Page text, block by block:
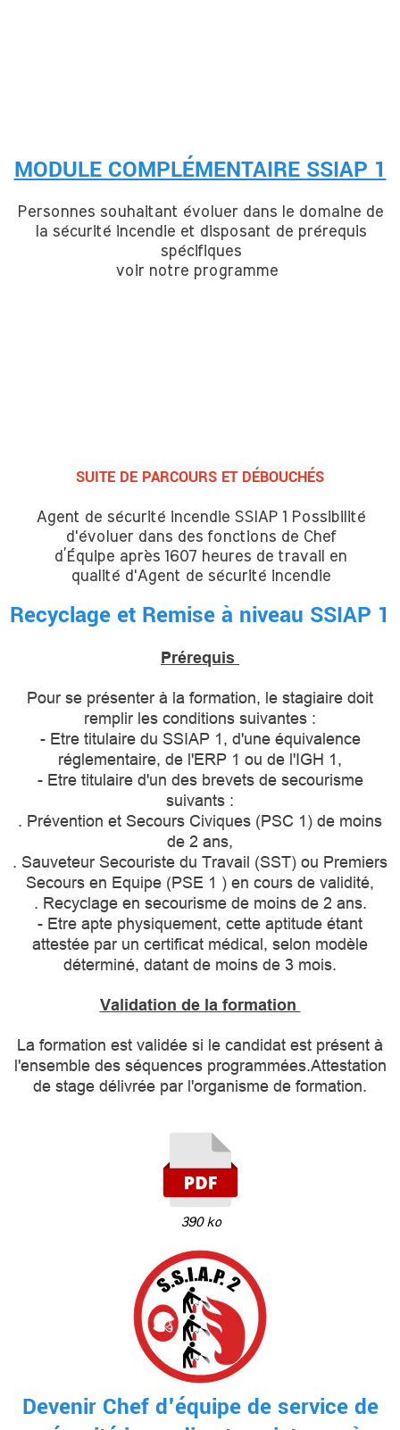
MODULE COMPLÉMENTAIRE SSIAP 1
Personnes souhaitant évoluer dans le domaine de
la sécurité incendie et disposant de prérequis
spécifiques
voir notre programme
SUITE DE PARCOURS ET DÉBOUCHÉS
Agent de sécurité incendie SSIAP 1 Possibilité
d'évoluer dans des fonctions de Chef
d’Équipe après 1607 heures de travail en
qualité d'Agent de sécurité incendie
Recyclage et Remise à niveau SSIAP 1
Prérequis
Pour se présenter à la formation, le stagiaire doit
remplir les conditions suivantes :
- Etre titulaire du SSIAP 1, d'une équivalence
réglementaire, de l'ERP 1 ou de l'IGH 1,
- Etre titulaire d'un des brevets de secourisme
suivants :
. Prévention et Secours Civiques (PSC 1) de moins
de 2 ans,
. Sauveteur Secouriste du Travail (SST) ou Premiers
Secours en Equipe (PSE 1 ) en cours de validité,
. Recyclage en secourisme de moins de 2 ans.
- Etre apte physiquement, cette aptitude étant
attestée par un certificat médical, selon modèle
déterminé, datant de moins de 3 mois.
Validation de la formation
La formation est validée si le candidat est présent à
l'ensemble des séquences programmées.Attestation
de stage délivrée par l'organisme de formation.
390 ko
Devenir Chef d'équipe de service de